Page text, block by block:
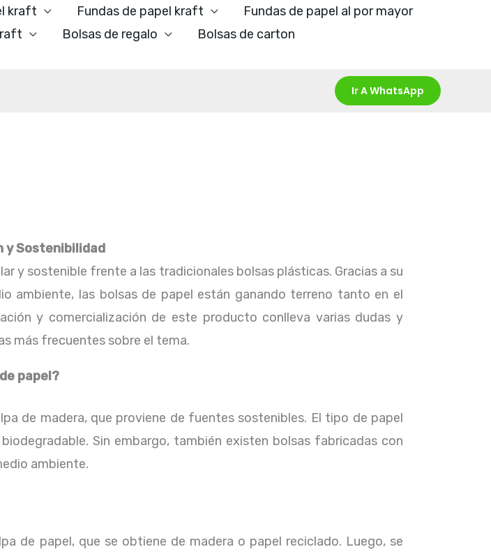
kraft Fundas de papel kraft
Fundas de papel al por mayor
Bolsas de regalo
Bolsas de carton
Ir A WhatsApp
y Sostenibilidad
y sostenible frente a las tradicionales bolsas plásticas. Gracias a su
ambiente, las bolsas de papel están ganando terreno tanto en el
y comercialización de este producto conlleva varias dudas y
más frecuentes sobre el tema.
papel?
de madera, que proviene de fuentes sostenibles. El tipo de papel
Sin embargo, también existen bolsas fabricadas con
ambiente.
de papel, que se obtiene de madera o papel reciclado. Luego, se